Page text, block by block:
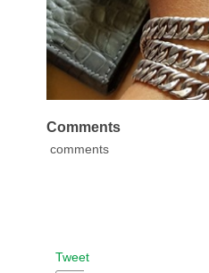
Comments
comments
Tweet